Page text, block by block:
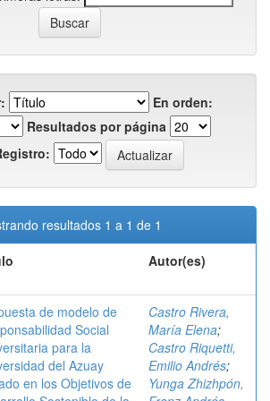
En orden:
Resultados por página
resultados 1 a 1 de 1
Autor(es)
de modelo de
Social
para la
del Azuay
en los Objetivos de
Castro Rivera,
María Elena;
Castro Riquetti,
Emilio Andrés;
Yunga Zhizhpón,